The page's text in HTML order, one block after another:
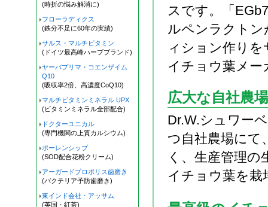
スです。「
ルペンラクト
ィション作り
イチョウ葉メ
広大な自社農
Dr.W.シュワー
つ自社農場にて
く、生産管理の
イチョウ葉を栽
(時折の悩み解消に)
フローラディクス
(鉄分不足に60年の実績)
サルス・マルチビタミン
(ドイツ最高峰ハーブブランド)
ヤーバプリマ・コエンザイム
Q10
(吸収率2倍、高濃度CoQ10)
マルチビタミンミネラル UPX
(ビタミンミネラル全部配合)
ドクターユニカル
(専門機関の上質カルシウム)
ポーレンシップ
(SOD配合花粉クリーム)
アーガードプロポリス歯磨き
(バクテリア予防歯磨き)
東インド会社・アッサム
(英国・紅茶)